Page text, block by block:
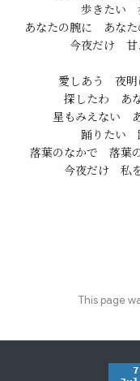
歩きたい
あなたの腕に　あな
愛しあう　夜
探したわ　あ
星もみえない　
踊りたい
落葉のなかで　落葉
This page